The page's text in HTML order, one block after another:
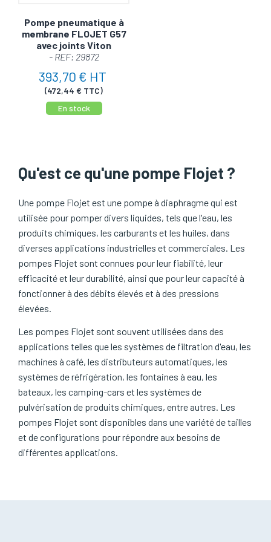
geste pour la planète tout en optimisant votre
productivité.
Pourquoi Flojet est la référence en matière de
Pompe Pneumatique?
Flojet n'est pas qu'une marque, c'est une promesse de
performance. En matière de pompe pneumatique, le choix
d'utilisation sont au cœur de chaque modèle.
Les pompes pneumatiques FLOJET, sont des pompes à
membrane qui utilisées pour le transfert de boisson, soda,
vin, bière, fontaine de boissons, système Bag-In-Box,
avec un grand nombre de produits chimiques.
Débit max 26.5 l/min, pression 1.4 à 6.9 bars, auto-
amorçage jusqu'à 4.5 m, pompage de fluides jusqu'à 750
cP.
Pompe pneumatique à
membrane FLOJET G57
avec joints Viton
- REF: 29872
393,70 € HT
(472,44 € TTC)
En stock
Qu'est ce qu'une pompe Flojet ?
Une pompe Flojet est une pompe à diaphragme qui est
utilisée pour pomper divers liquides, tels que l'eau, les
produits chimiques, les carburants et les huiles, dans
diverses applications industrielles et commerciales. Les
pompes Flojet sont connues pour leur fiabilité, leur
efficacité et leur durabilité, ainsi que pour leur capacité à
fonctionner à des débits élevés et à des pressions
élevées.
Les pompes Flojet sont souvent utilisées dans des
applications telles que les systèmes de filtration d'eau, les
machines à café, les distributeurs automatiques, les
systèmes de réfrigération, les fontaines à eau, les
bateaux, les camping-cars et les systèmes de
pulvérisation de produits chimiques, entre autres. Les
pompes Flojet sont disponibles dans une variété de tailles
et de configurations pour répondre aux besoins de
différentes applications.